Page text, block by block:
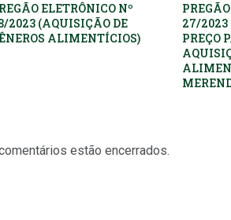
ELETRÔNICO Nº
2023 (AQUISIÇÃO DE
ALIMENTÍCIOS)
27/2023
PREÇO
estão encerrados.